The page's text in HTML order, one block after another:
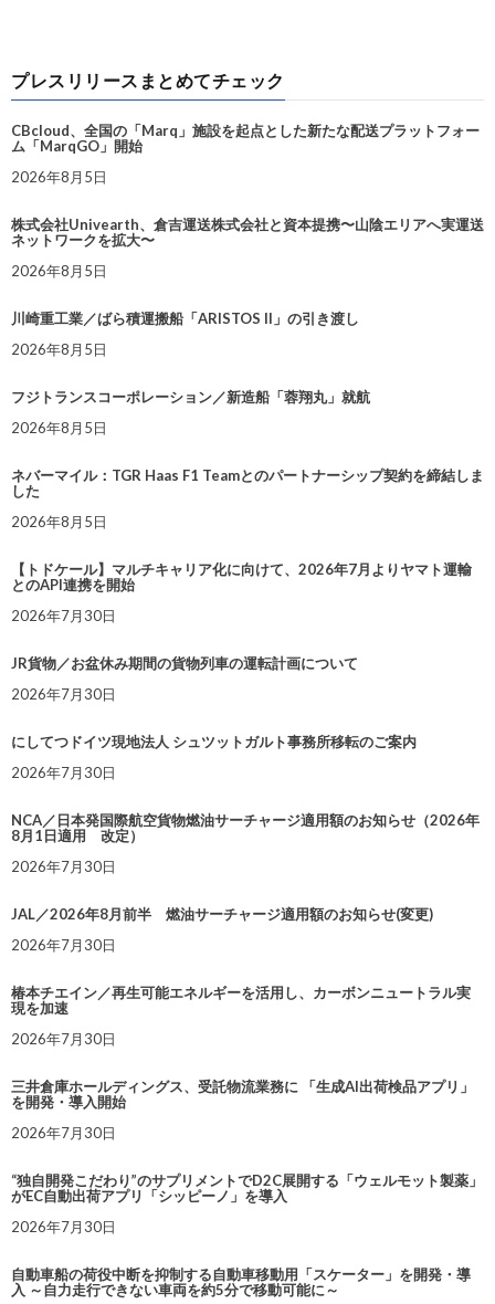
プレスリリースまとめてチェック
CBcloud、全国の「Marq」施設を起点とした新たな配送プラットフォー
ム「MarqGO」開始
2026年8月5日
株式会社Univearth、倉吉運送株式会社と資本提携〜山陰エリアへ実運送
ネットワークを拡大〜
2026年8月5日
川崎重工業／ばら積運搬船「ARISTOS II」の引き渡し
2026年8月5日
フジトランスコーポレーション／新造船「蓉翔丸」就航
2026年8月5日
ネバーマイル：TGR Haas F1 Teamとのパートナーシップ契約を締結しま
した
2026年8月5日
【トドケール】マルチキャリア化に向けて、2026年7月よりヤマト運輸
とのAPI連携を開始
2026年7月30日
JR貨物／お盆休み期間の貨物列車の運転計画について
2026年7月30日
にしてつドイツ現地法人 シュツットガルト事務所移転のご案内
2026年7月30日
NCA／日本発国際航空貨物燃油サーチャージ適用額のお知らせ（2026年
8月1日適用 改定）
2026年7月30日
JAL／2026年8月前半 燃油サーチャージ適用額のお知らせ(変更)
2026年7月30日
椿本チエイン／再生可能エネルギーを活用し、カーボンニュートラル実
現を加速
2026年7月30日
三井倉庫ホールディングス、受託物流業務に 「生成AI出荷検品アプリ」
を開発・導入開始
2026年7月30日
“独自開発こだわり”のサプリメントでD2C展開する「ウェルモット製薬」
がEC自動出荷アプリ「シッピーノ」を導入
2026年7月30日
自動車船の荷役中断を抑制する自動車移動用「スケーター」を開発・導
入 ～自力走行できない車両を約5分で移動可能に～